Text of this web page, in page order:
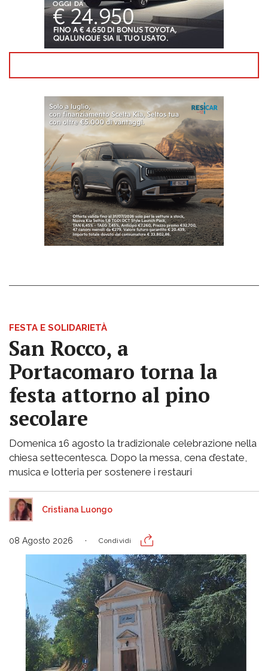
FESTA E SOLIDARIETÀ
San Rocco, a
Portacomaro torna la
festa attorno al pino
secolare
Domenica 16 agosto la tradizionale celebrazione nella
chiesa settecentesca. Dopo la messa, cena d’estate,
musica e lotteria per sostenere i restauri
Cristiana Luongo
08 Agosto 2026 Condividi